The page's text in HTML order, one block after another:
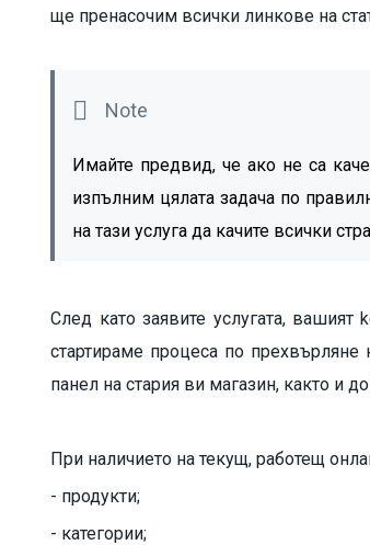
ще пренасочим всички линкове на
Имайте предвид, че ако не са
изпълним цялата задача по
на тази услуга да качите всички
След като заявите услугата,
стартираме процеса по
панел на стария ви магазин, както и
При наличието на текущ, работещ
- продукти;
- категории;